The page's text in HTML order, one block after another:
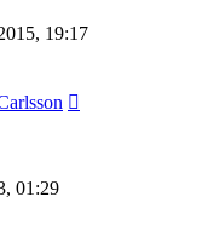
19:17
01:29